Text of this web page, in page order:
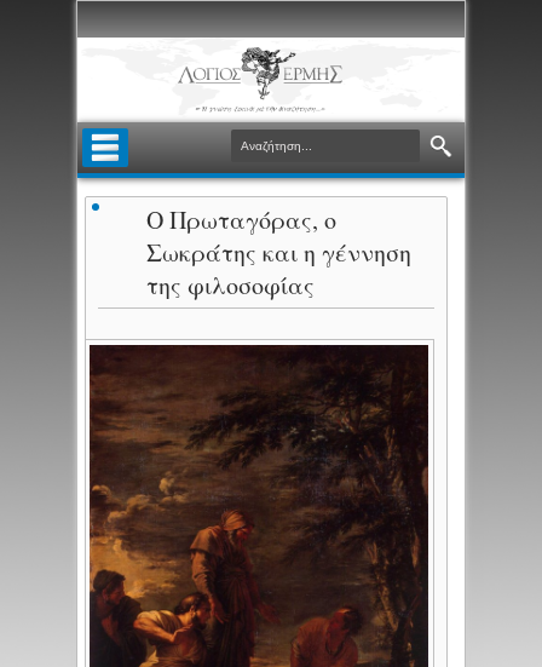
Ο Πρωταγόρας, ο
Σωκράτης και η γέννηση
της φιλοσοφίας